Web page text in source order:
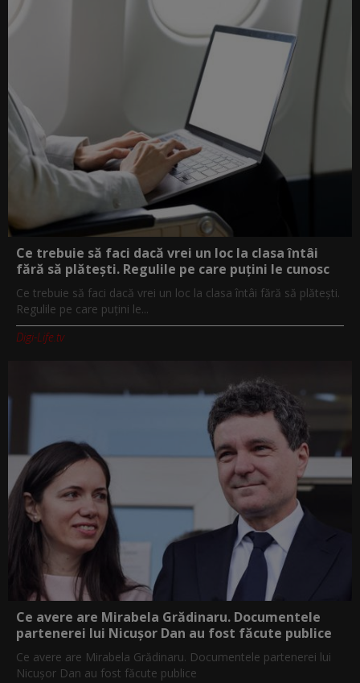
Ce trebuie să faci dacă vrei un loc la clasa întâi
fără să plătești. Regulile pe care puțini le cunosc
Ce trebuie să faci dacă vrei un loc la clasa întâi fără să plătești.
Regulile pe care puțini le...
Digi-Life.tv
Ce avere are Mirabela Grădinaru. Documentele
partenerei lui Nicușor Dan au fost făcute publice
Ce avere are Mirabela Grădinaru. Documentele partenerei lui
Nicușor Dan au fost făcute publice